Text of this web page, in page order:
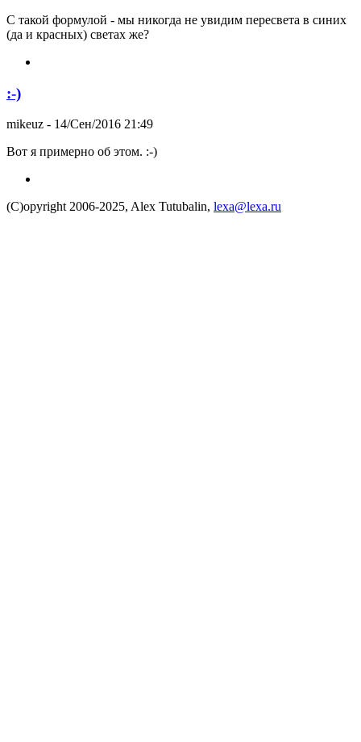
С такой формулой - мы никогда не увидим пересвета в синих
(да и красных) светах же?
:-)
mikeuz - 14/Сен/2016 21:49
Вот я примерно об этом. :-)
(C)opyright 2006-2025, Alex Tutubalin, lexa@lexa.ru